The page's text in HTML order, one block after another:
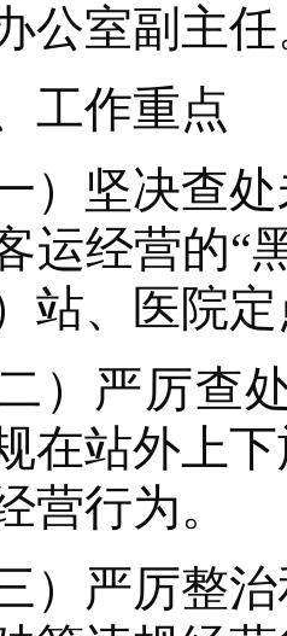
公室副主
作重点
坚决查处
运经营的“
站、医院
严厉查处
在站外上
营行为。
严厉整治